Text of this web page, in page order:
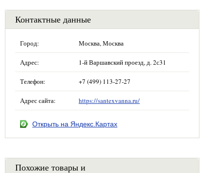
Контактные данные
Город: Москва, Москва
Адрес: 1-й Варшавский проезд, д. 2с31
Телефон: +7 (499) 113-27-27
Адрес сайта: https://santexvanna.ru/
Открыть на Яндекс.Картах
Похожие товары и